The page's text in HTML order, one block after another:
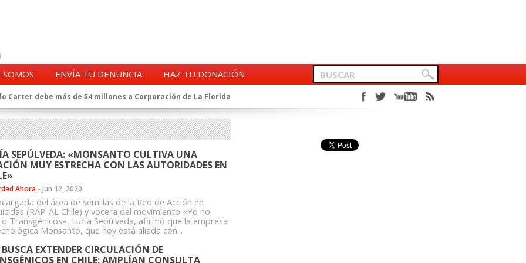
ENVÍA TU DENUNCIA
HAZ TU DONACIÓN
Carter debe más de $4 millones a Corporación de La Florida
de la CIA en Chile tras archivos desclasificados por Trump
exprefecto de Carabineros de Talca por supuesto fraude al
al Alto Mando de la PDI
de Carabineros en el ajedrez del caso Huracán
imputado en caso Huracán, según chats en poder de la Fiscalía
vínculos con jueces del Grupo Arauco de Angelini
La denuncia que Carabineros ignoró
a Clínica Las Condes, vinculada al ministro Jaime Mañalich
de oficiales de la FACH recontratados por la DGAC
SEPÚLVEDA: «MONSANTO CULTIVA UNA
MUY ESTRECHA CON LAS AUTORIDADES EN
Ahora - Jun 12, 2020
del área de semillas de la Red de Acción en
(RAP-AL Chile) y vocera del movimiento «Yo no
Transgénicos», Lucía Sepúlveda, afirmó que la empresa
Monsanto, que hoy está aliada con...
BUSCA EXTENDER CIRCULACIÓN DE
EN CHILE: AMPLÍAN CONSULTA